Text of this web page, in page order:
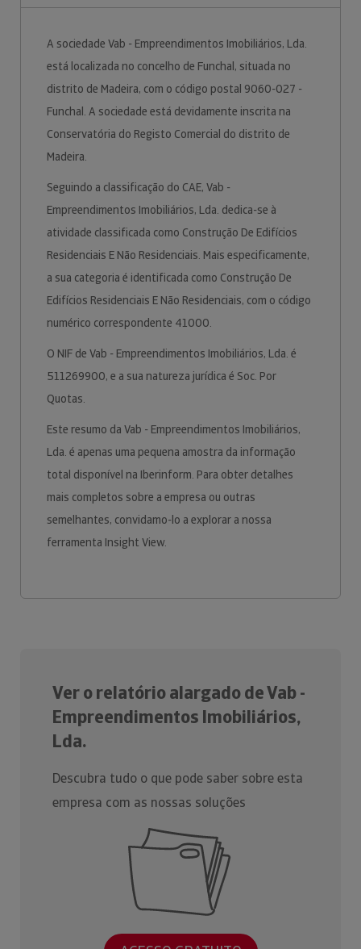
A sociedade Vab - Empreendimentos Imobiliários, Lda.
está localizada no concelho de Funchal, situada no
distrito de Madeira, com o código postal 9060-027 -
Funchal. A sociedade está devidamente inscrita na
Conservatória do Registo Comercial do distrito de
Madeira.
Seguindo a classificação do CAE, Vab -
Empreendimentos Imobiliários, Lda. dedica-se à
atividade classificada como Construção De Edifícios
Residenciais E Não Residenciais. Mais especificamente,
a sua categoria é identificada como Construção De
Edifícios Residenciais E Não Residenciais, com o código
numérico correspondente 41000.
O NIF de Vab - Empreendimentos Imobiliários, Lda. é
511269900, e a sua natureza jurídica é Soc. Por
Quotas.
Este resumo da Vab - Empreendimentos Imobiliários,
Lda. é apenas uma pequena amostra da informação
total disponível na Iberinform. Para obter detalhes
mais completos sobre a empresa ou outras
semelhantes, convidamo-lo a explorar a nossa
ferramenta Insight View.
Ver o relatório alargado de Vab -
Empreendimentos Imobiliários,
Lda.
Descubra tudo o que pode saber sobre esta
empresa com as nossas soluções